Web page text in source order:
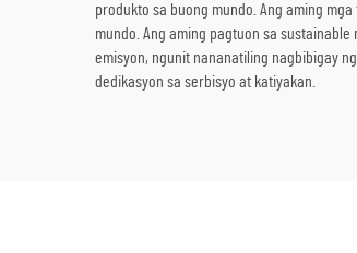
produkto sa buong mundo. Ang aming
mundo. Ang aming pagtuon sa
emisyon, ngunit nananatiling nagbibigay
dedikasyon sa serbisyo at katiyakan.